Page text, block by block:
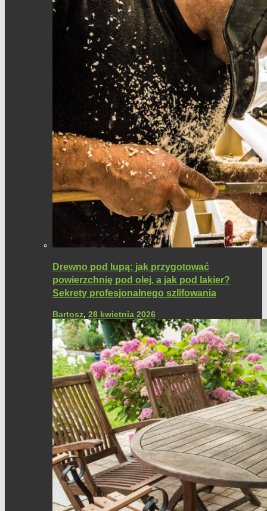
Drewno pod lupą: jak przygotować
powierzchnię pod olej, a jak pod lakier?
Sekrety profesjonalnego szlifowania
Bartosz, 28 kwietnia 2026